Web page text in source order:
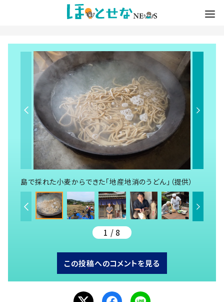
島で採れた小麦からできた「地産地消のうどん」（提供）
1 / 8
この投稿へのコメントを見る